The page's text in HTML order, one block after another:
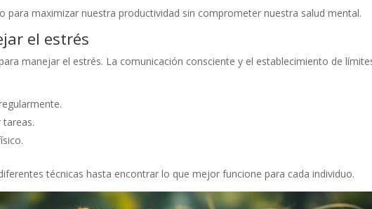
para maximizar nuestra productividad sin comprometer nuestra salud mental.
el estrés
manejar el estrés. La comunicación consciente y el establecimiento de
tareas.
técnicas hasta encontrar lo que mejor funcione para cada individuo.